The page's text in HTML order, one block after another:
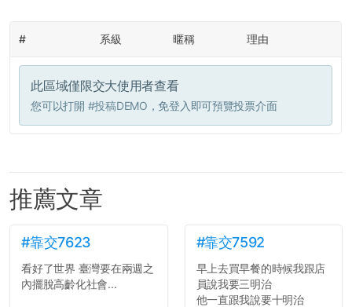
# 系級 暱稱 理由
此區域僅限交大使用者查看
您可以打開 #投稿DEMO ，免登入即可預覽投票介面
推薦文章
#靠交7623
看好了世界 臺灣要在兩週之
內擺脫高齡化社會...
#靠交7592
早上去買早餐的時候我跟店
員說我要三明治
他一直跟我說要十明治